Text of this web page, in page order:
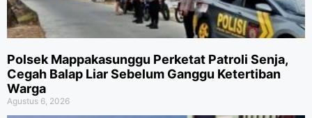
Polsek Mappakasunggu Perketat Patroli Senja,
Cegah Balap Liar Sebelum Ganggu Ketertiban
Warga
Agustus 6, 2026